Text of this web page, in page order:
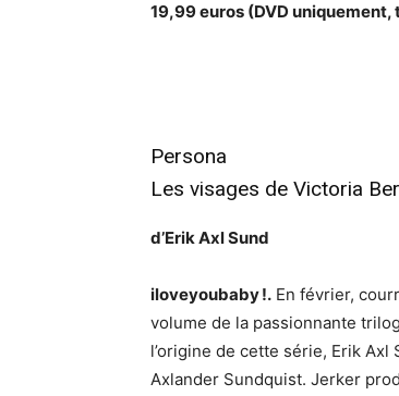
19,99 euros (DVD
Persona
Les visages de Victoria
d’Erik Axl Sund
iloveyoubaby !. En février,
volume de la passionnante
l’origine de cette série, Erik Axl
Axlander Sundquist. Jerker